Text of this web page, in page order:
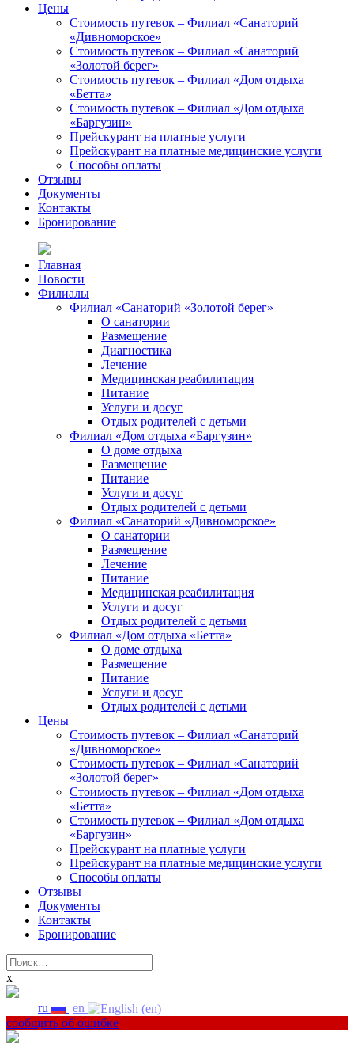
Цены
Стоимость путевок – Филиал «Санаторий
«Дивноморское»
Стоимость путевок – Филиал «Санаторий
«Золотой берег»
Стоимость путевок – Филиал «Дом отдыха
«Бетта»
Стоимость путевок – Филиал «Дом отдыха
«Баргузин»
Прейскурант на платные услуги
Прейскурант на платные медицинские услуги
Способы оплаты
Отзывы
Документы
Контакты
Бронирование
Главная
Новости
Филиалы
Филиал «Санаторий «Золотой берег»
О санатории
Размещение
Диагностика
Лечение
Медицинская реабилитация
Питание
Услуги и досуг
Отдых родителей с детьми
Филиал «Дом отдыха «Баргузин»
О доме отдыха
Размещение
Питание
Услуги и досуг
Отдых родителей с детьми
Филиал «Санаторий «Дивноморское»
О санатории
Размещение
Лечение
Питание
Медицинская реабилитация
Услуги и досуг
Отдых родителей с детьми
Филиал «Дом отдыха «Бетта»
О доме отдыха
Размещение
Питание
Услуги и досуг
Отдых родителей с детьми
Цены
Стоимость путевок – Филиал «Санаторий
«Дивноморское»
Стоимость путевок – Филиал «Санаторий
«Золотой берег»
Стоимость путевок – Филиал «Дом отдыха
«Бетта»
Стоимость путевок – Филиал «Дом отдыха
«Баргузин»
Прейскурант на платные услуги
Прейскурант на платные медицинские услуги
Способы оплаты
Отзывы
Документы
Контакты
Бронирование
Найти:
x
ru
en
сообщить об ошибке